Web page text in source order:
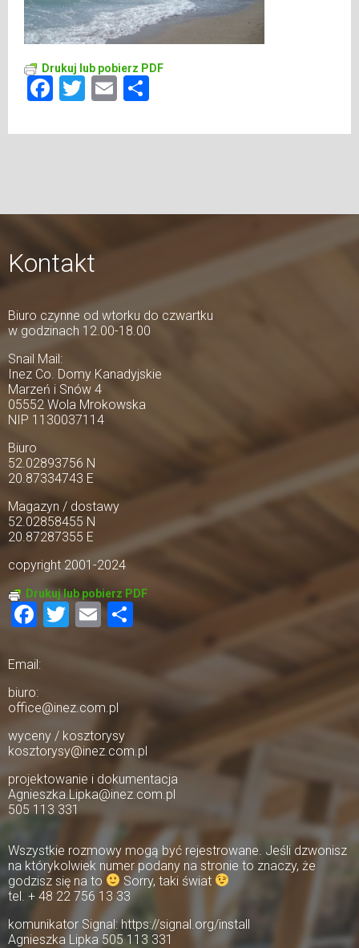
Drukuj lub pobierz PDF
Facebook
Twitter
Email
Kontakt
Biuro czynne od wtorku do czwartku
w godzinach 12.00-18.00
Snail Mail:
Inez Co. Domy Kanadyjskie
Marzeń i Snów 4
05552 Wola Mrokowska
NIP 1130037114
Biuro
52.02893756 N
20.87334743 E
Magazyn / dostawy
52.02858455 N
20.87287355 E
copyright 2001-2024
Drukuj lub pobierz PDF
Facebook
Twitter
Email
Share
Email:
biuro:
office@inez.com.pl
wyceny / kosztorysy
kosztorysy@inez.com.pl
projektowanie i dokumentacja
Agnieszka.Lipka@inez.com.pl
505 113 331
Wszystkie rozmowy mogą być rejestrowane. Jeśli dzwonisz
na którykolwiek numer podany na stronie to znaczy, że
godzisz się na to
Sorry, taki świat
tel. + 48 22 756 13 33
komunikator Signal: https://signal.org/install
Agnieszka Lipka 505 113 331